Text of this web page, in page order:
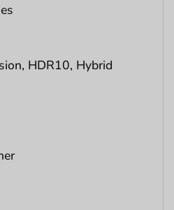
HDR10, Hybrid